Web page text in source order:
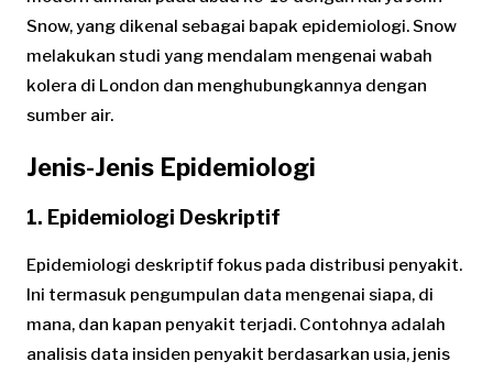
Snow, yang dikenal sebagai bapak epidemiologi. Snow
melakukan studi yang mendalam mengenai wabah
kolera di London dan menghubungkannya dengan
sumber air.
Jenis-Jenis Epidemiologi
1. Epidemiologi Deskriptif
Epidemiologi deskriptif fokus pada distribusi penyakit.
Ini termasuk pengumpulan data mengenai siapa, di
mana, dan kapan penyakit terjadi. Contohnya adalah
analisis data insiden penyakit berdasarkan usia, jenis